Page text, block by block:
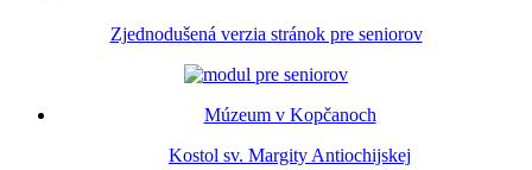
Zjednodušená verzia stránok pre seniorov
Múzeum v Kopčanoch
Kostol sv. Margity Antiochijskej